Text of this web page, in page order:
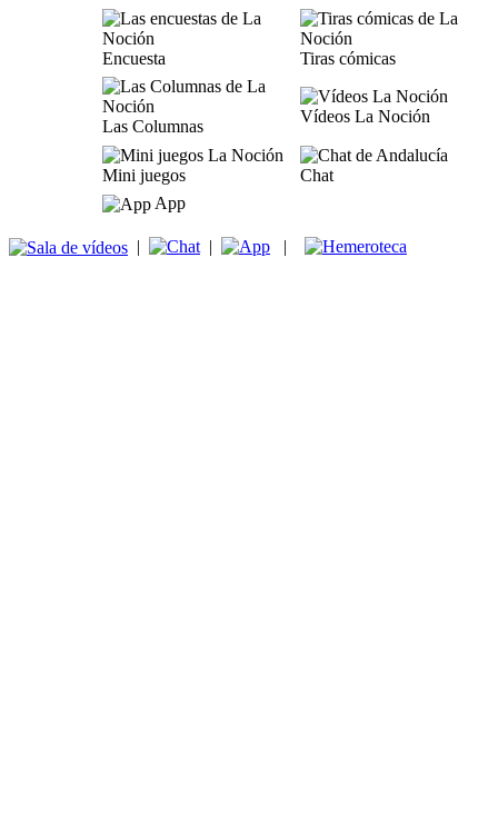
Encuesta Tiras cómicas
Las Columnas
Vídeos La Noción
Mini juegos
Chat
App
| | |